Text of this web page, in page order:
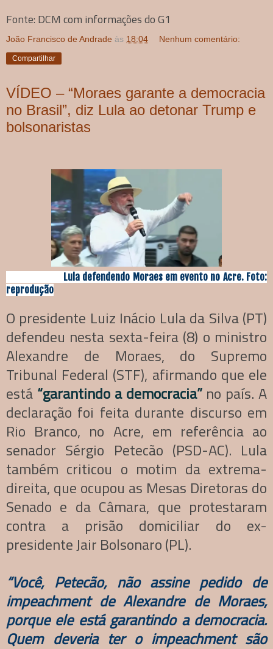
Fonte: DCM com informações do G1
João Francisco de Andrade às 18:04 Nenhum comentário:
Compartilhar
VÍDEO – “Moraes garante a democracia
no Brasil”, diz Lula ao detonar Trump e
bolsonaristas
Lula defendendo Moraes em evento no Acre. Foto:
reprodução
O presidente Luiz Inácio Lula da Silva (PT)
defendeu nesta sexta-feira (8) o ministro
Alexandre de Moraes, do Supremo
Tribunal Federal (STF), afirmando que ele
está “garantindo a democracia”no país. A
declaração foi feita durante discurso em
Rio Branco, no Acre, em referência ao
senador Sérgio Petecão (PSD-AC). Lula
também criticou o motim da extrema-
direita, que ocupou as Mesas Diretoras do
Senado e da Câmara, que protestaram
contra a prisão domiciliar do ex-
presidente Jair Bolsonaro (PL).
“Você, Petecão, não assine pedido de
impeachment de Alexandre de Moraes,
porque ele está garantindo a democracia.
Quem deveria ter o impeachment são